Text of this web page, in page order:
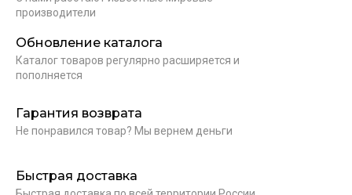
производители
Обновление каталога
Каталог товаров регулярно расширяется и
пополняется
Гарантия возврата
Не понравился товар? Мы вернем деньги
Быстрая доставка